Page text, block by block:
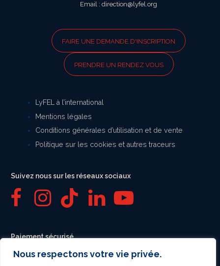
Nous respectons votre vie privée.
Email : direction@lyfel.org
FAIRE UNE DEMANDE D'INSCRIPTION
PRENDRE UN RENDEZ VOUS
LyFEL à l’international
Mentions légales
Conditions générales d’utilisation et de vente
Politique sur les cookies et autres traceurs
Suivez nous sur les réseaux sociaux
F
c
I
s
T
k
L
n
Y
u
Paiement sécurisé